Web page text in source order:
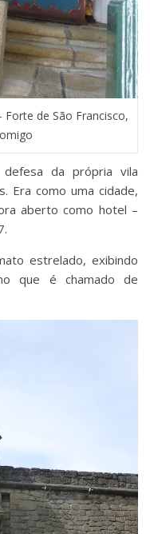
de São Francisco,
da própria vila
Era como uma cidade,
aberto como hotel –
estrelado, exibindo
que é chamado de